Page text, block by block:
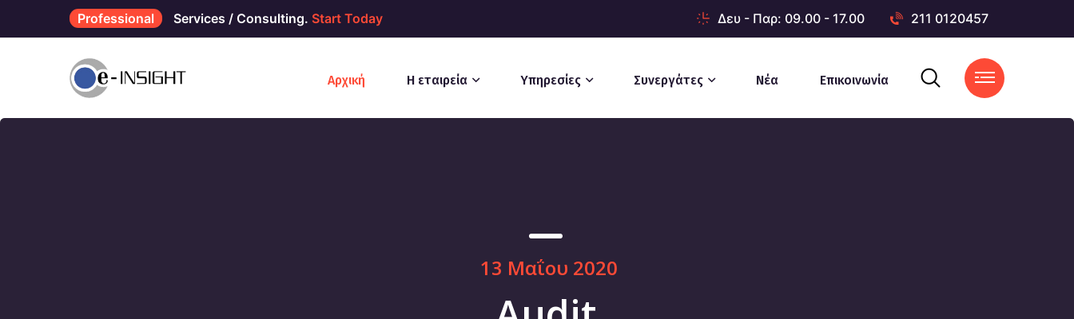
Professional Services / Consulting. Start Today Δευ - Παρ: 09.00 - 17.00 211 0120457
Αρχική Η εταιρεία Υπηρεσίες Συνεργάτες Νέα Επικοινωνία
13 Μαΐου 2020